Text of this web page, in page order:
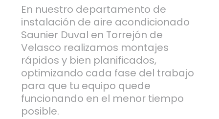
En nuestro departamento de
instalación de aire acondicionado
Saunier Duval en Torrejón de
Velasco realizamos montajes
rápidos y bien planificados,
optimizando cada fase del trabajo
para que tu equipo quede
funcionando en el menor tiempo
posible.